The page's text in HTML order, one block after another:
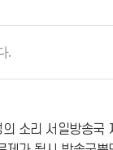
.
소리 서일방송